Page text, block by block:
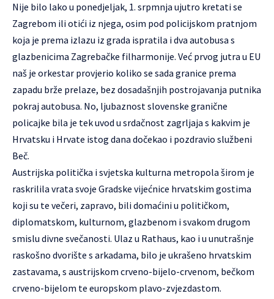
Nije bilo lako u ponedjeljak, 1. srpmnja ujutro kretati se
Zagrebom ili otići iz njega, osim pod policijskom pratnjom
koja je prema izlazu iz grada ispratila i dva autobusa s
glazbenicima Zagrebačke filharmonije. Već prvog jutra u EU
naš je orkestar provjerio koliko se sada granice prema
zapadu brže prelaze, bez dosadašnjih postrojavanja putnika
pokraj autobusa. No, ljubaznost slovenske granične
policajke bila je tek uvod u srdačnost zagrljaja s kakvim je
Hrvatsku i Hrvate istog dana dočekao i pozdravio službeni
Beč.
Austrijska politička i svjetska kulturna metropola širom je
raskrilila vrata svoje Gradske vijećnice hrvatskim gostima
koji su te večeri, zapravo, bili domaćini u političkom,
diplomatskom, kulturnom, glazbenom i svakom drugom
smislu divne svečanosti. Ulaz u Rathaus, kao i u unutrašnje
raskošno dvorište s arkadama, bilo je ukrašeno hrvatskim
zastavama, s austrijskom crveno-bijelo-crvenom, bečkom
crveno-bijelom te europskom plavo-zvjezdastom.